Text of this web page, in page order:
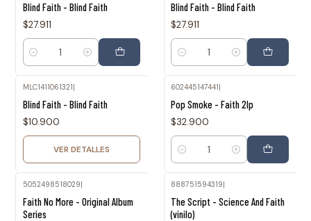
Blind Faith - Blind Faith
$27.911
Cantidad
Blind Faith - Blind Faith
$27.911
Cantidad
MLC1411061321
Blind Faith - Blind Faith
$10.900
VER DETALLES
602445147441
Pop Smoke - Faith 2lp
$32.900
Cantidad
5052498518029|
Faith No More - Original Album
Series
888751594319|
The Script - Science And Faith
(vinilo)